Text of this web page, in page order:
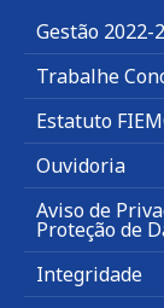
Gestão 2022-
Trabalhe
Estatuto
Ouvidoria
Aviso de
Proteção de
Integridade